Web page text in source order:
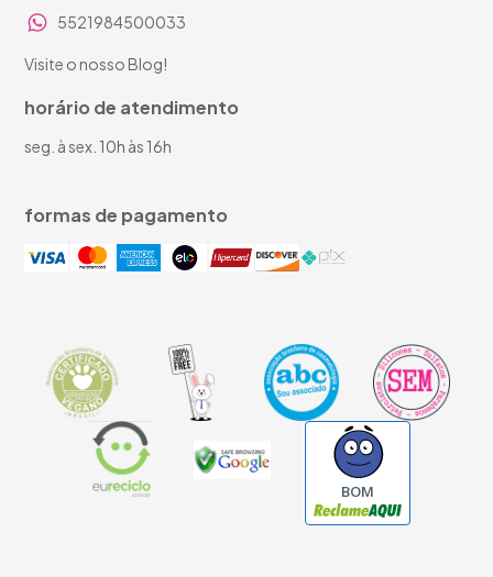
5521984500033
Visite o nosso Blog!
horário de atendimento
seg. à sex. 10h às 16h
formas de pagamento
BOM